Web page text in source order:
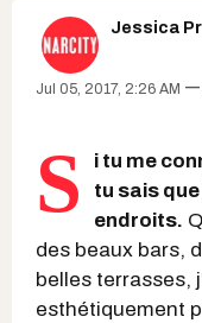
Jessica
Jul 05, 2017, 2:26 AM
S
i tu me
tu sais
endroits.
des beaux bars,
belles terrasses,
esthétiquement